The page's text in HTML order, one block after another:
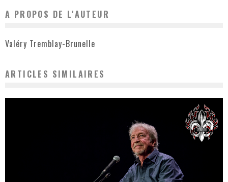
A PROPOS DE L'AUTEUR
Valéry Tremblay-Brunelle
ARTICLES SIMILAIRES